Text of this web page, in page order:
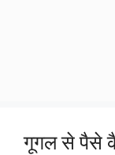
गूगल से पैसे